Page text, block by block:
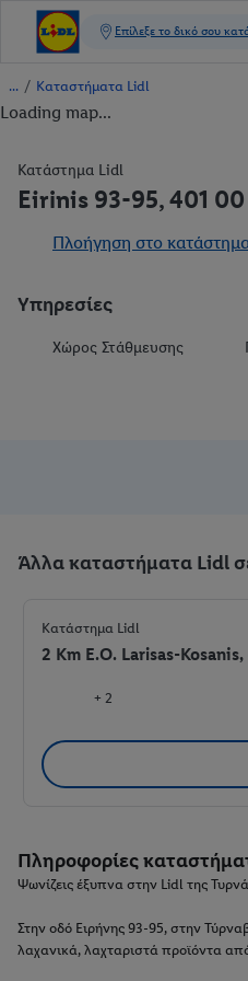
/ Καταστήματα Lidl
Loading map...
Κατάστημα Lidl
Eirinis 93-95, 401
Πλοήγηση στο
Υπηρεσίες
Χώρος Στάθμευσης
Άλλα καταστήματα Lidl
Κατάστημα Lidl
2 Km E.O. Larisas-
+ 2
Πληροφορίες
Ψωνίζεις έξυπνα στην Lidl της
Στην οδό Ειρήνης 93-95, στην
λαχανικά, λαχταριστά προϊόντα